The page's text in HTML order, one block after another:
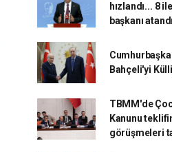
hızlandı... 8
başkanı atandı
Bahçeli'yi
TBMM'de
Kanunu
görüşmeleri